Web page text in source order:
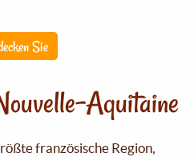
Sie
Aquitaine
französische Region,